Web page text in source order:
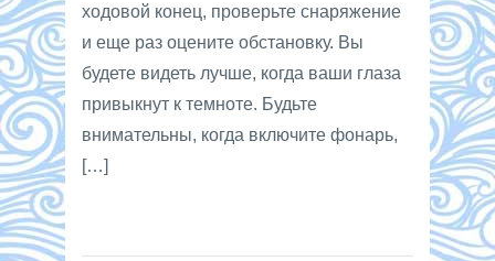
ходовой конец, проверьте снаряжение
и еще раз оцените обстановку. Вы
будете видеть лучше, когда ваши глаза
привыкнут к темноте. Будьте
внимательны, когда включите фонарь,
[…]